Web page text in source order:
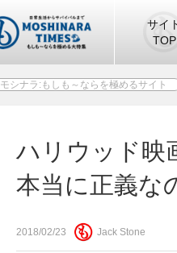
サイ
TOP
モシナラ:もしも～ならを極めるサイト
ハリウッド映
本当に正義な
2018/02/23 Jack Stone